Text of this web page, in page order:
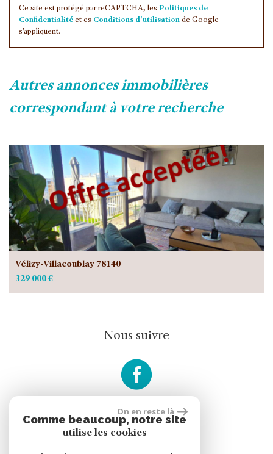
Ce site est protégé par reCAPTCHA, les Politiques de
Confidentialité et es Conditions d'utilisation de Google
s'appliquent.
autres annonces immobilières
correspondant à votre recherche
Vélizy-Villacoublay 78140
329 000 €
Nous suivre
rèalisé par
On en reste là
Comme beaucoup, notre site
utilise les cookies